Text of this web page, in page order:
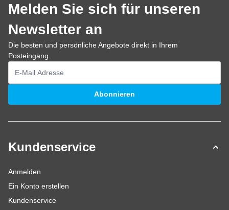
Melden Sie sich für unseren
Newsletter an
Die besten und persönliche Angebote direkt in Ihrem
Posteingang.
E-Mailadresse
Abonnieren
Kundenservice
Anmelden
Ein Konto erstellen
Kundenservice